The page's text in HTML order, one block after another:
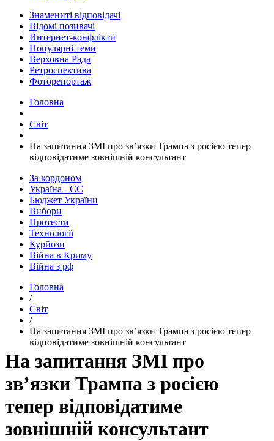
Знамениті відповідачі
Відомі позивачі
Интернет-конфлікти
Популярні теми
Верховна Рада
Ретроспектива
Фоторепортаж
Головна
Світ
​На запитання ЗМІ про зв’язки Трампа з росією тепер
відповідатиме зовнішній консультант
За кордоном
Україна - ЄС
Бюджет України
Вибори
Протести
Технології
Курйози
Війна в Криму
Війна з рф
Головна
/
Світ
/
​На запитання ЗМІ про зв’язки Трампа з росією тепер
відповідатиме зовнішній консультант
​На запитання ЗМІ про
зв’язки Трампа з росією
тепер відповідатиме
зовнішній консультант